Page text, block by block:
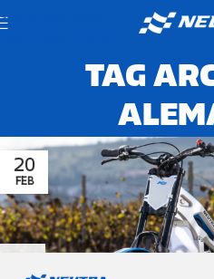
Skip to navigation
TAG
20
FEB